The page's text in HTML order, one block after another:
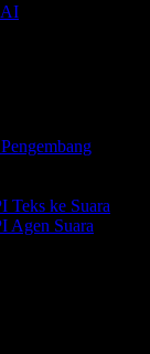
AI
Teks ke Suara
Agen Suara